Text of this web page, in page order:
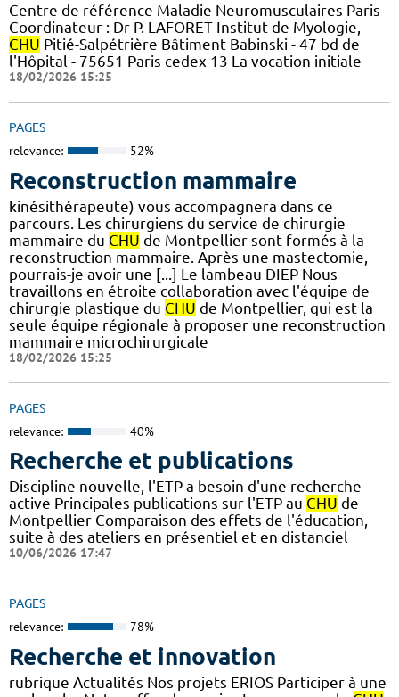
Centre de référence Maladie Neuromusculaires Paris
Coordinateur : Dr P. LAFORET Institut de Myologie,
CHU Pitié-Salpétrière Bâtiment Babinski - 47 bd de
l'Hôpital - 75651 Paris cedex 13 La vocation initiale
18/02/2026 15:25
PAGES
relevance: 52%
Reconstruction mammaire
kinésithérapeute) vous accompagnera dans ce
parcours. Les chirurgiens du service de chirurgie
mammaire du CHU de Montpellier sont formés à la
reconstruction mammaire. Après une mastectomie,
pourrais-je avoir une [...] Le lambeau DIEP Nous
travaillons en étroite collaboration avec l'équipe de
chirurgie plastique du CHU de Montpellier, qui est la
seule équipe régionale à proposer une reconstruction
mammaire microchirurgicale
18/02/2026 15:25
PAGES
relevance: 40%
Recherche et publications
Discipline nouvelle, l'ETP a besoin d'une recherche
active Principales publications sur l'ETP au CHU de
Montpellier Comparaison des effets de l'éducation,
suite à des ateliers en présentiel et en distanciel
10/06/2026 17:47
PAGES
relevance: 78%
Recherche et innovation
rubrique Actualités Nos projets ERIOS Participer à une